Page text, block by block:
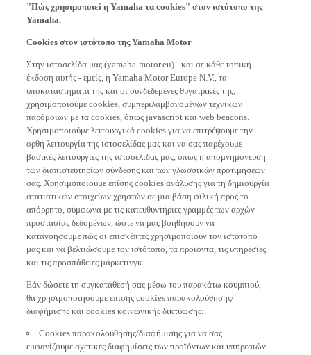
"Πώς χρησιμοποιεί η Yamaha τα cookies" στον ιστότοπο της
Yamaha.
Cookies στον ιστότοπο της Yamaha Motor
Στην ιστοσελίδα μας (yamaha-motor.eu) - και σε κάθε τοπική
έκδοση αυτής - εμείς, η Yamaha Motor Europe N.V., τα
υποκαταστήματά της και οι συνδεδεμένες θυγατρικές της,
χρησιμοποιούμε cookies, συμπεριλαμβανομένων τεχνικών
παρόμοιων με τα cookies, όπως javascript και web beacons.
Χρησιμοποιούμε λειτουργικά cookies για να επιτρέψουμε την
ορθή λειτουργία της ιστοσελίδας μας και να σας παρέχουμε
βασικές λειτουργίες της ιστοσελίδας μας, όπως η απομνημόνευση
των διαπιστευτηρίων σύνδεσης και των γλωσσικών προτιμήσεών
σας. Χρησιμοποιούμε επίσης cookies ανάλυσης για τη δημιουργία
στατιστικών στοιχείων χρηστών σε μια βάση φιλική προς το
απόρρητο, σύμφωνα με τις κατευθυντήριες γραμμές των αρχών
προστασίας δεδομένων, ώστε να μας βοηθήσουν να
κατανοήσουμε πώς οι επισκέπτες χρησιμοποιούν τον ιστότοπό
μας και να βελτιώσουμε τον ιστότοπο, τα προϊόντα, τις υπηρεσίες
και τις προσπάθειες μάρκετινγκ.
Εάν δώσετε τη συγκατάθεσή σας μέσω του παρακάτω κουμπιού,
θα χρησιμοποιήσουμε επίσης cookies παρακολούθησης/
διαφήμισης και cookies κοινωνικής δικτύωσης:
Cookies παρακολούθησης/διαφήμισης για να σας
εμφανίζουμε σχετικές διαφημίσεις των προϊόντων και υπηρεσιών